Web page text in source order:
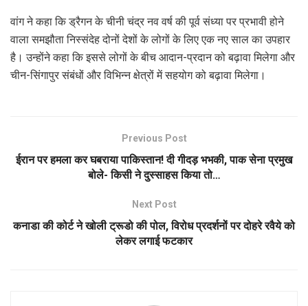
वांग ने कहा कि ड्रैगन के चीनी चंद्र नव वर्ष की पूर्व संध्या पर प्रभावी होने
वाला समझौता निस्संदेह दोनों देशों के लोगों के लिए एक नए साल का उपहार
है। उन्होंने कहा कि इससे लोगों के बीच आदान-प्रदान को बढ़ावा मिलेगा और
चीन-सिंगापुर संबंधों और विभिन्न क्षेत्रों में सहयोग को बढ़ावा मिलेगा।
Previous Post
ईरान पर हमला कर घबराया पाकिस्तान! दी गीदड़ भभकी, पाक सेना प्रमुख
बोले- किसी ने दुस्साहस किया तो…
Next Post
कनाडा की कोर्ट ने खोली ट्रूडो की पोल, विरोध प्रदर्शनों पर दोहरे रवैये को
लेकर लगाई फटकार